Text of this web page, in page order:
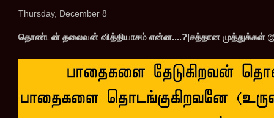
Thursday, December 8
தொண்டன் தலைவன் வித்தியாசம் என்ன....?|சத்தான முத்துக்கள்